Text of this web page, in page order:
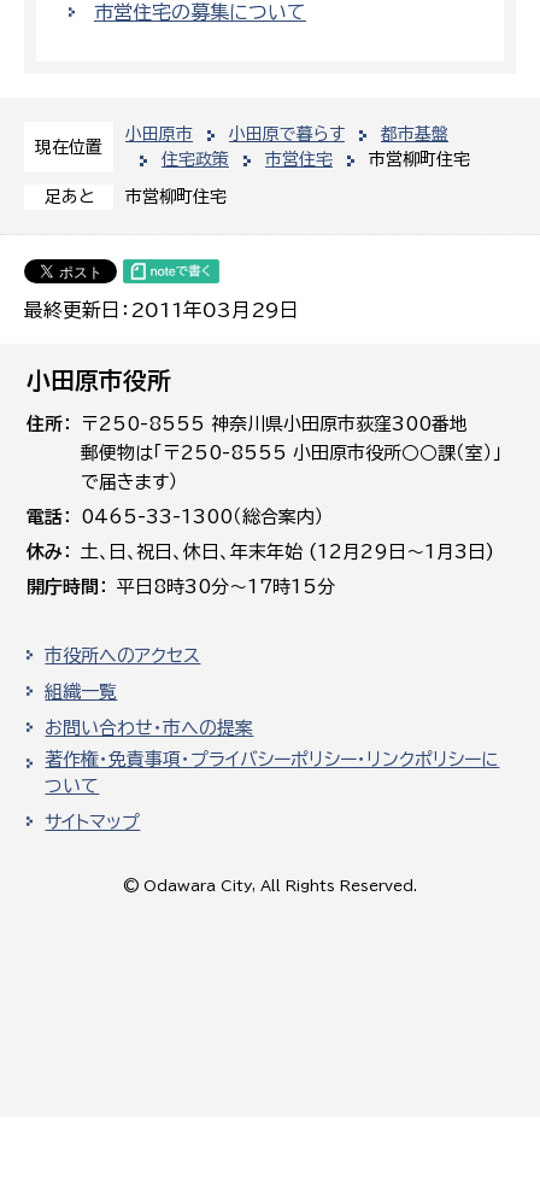
現在位置
小田原市 小田原で暮らす
都市基盤
住宅政策
市営住宅 市営柳町住宅
足あと 市営柳町住宅
最終更新日：2011年03月29日
市営住宅の募集について
小田原市役所
住所
〒250-8555 神奈川県小田原市荻窪300番地
郵便物は「〒250-8555 小田原市役所○○課（室）」
で届きます）
電話
0465-33-1300（総合案内）
休み
土､日､祝日、休日、年末年始 (12月29日～1月3日)
開庁時間
平日8時30分～17時15分
市役所へのアクセス
組織一覧
お問い合わせ・市への提案
著作権・免責事項・プライバシーポリシー・リンクポリシーに
ついて
サイトマップ
© Odawara City, All Rights Reserved.